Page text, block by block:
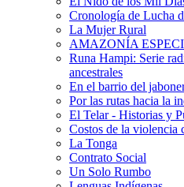
Cronología de Lucha
La Mujer Rural
AMAZONÍA
Runa Hampi: Serie
ancestrales
En el barrio del
Por las rutas hacia la
El Telar - Historias y
Costos de la violencia
La Tonga
Contrato Social
Un Solo Rumbo